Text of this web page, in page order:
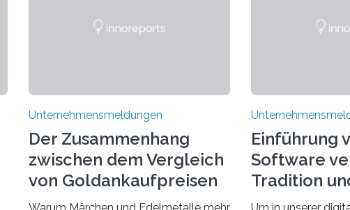
Unternehmensmeldungen
Der Zusammenhang
zwischen dem Vergleich
von Goldankaufpreisen
und dem Märchen
Einführung
Software
Tradition